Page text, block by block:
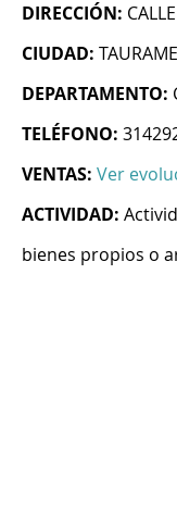
DIRECCIÓN:
CIUDAD:
DEPARTAMENTO:
TELÉFONO:
VENTAS: Ver
ACTIVIDAD:
bienes propios o